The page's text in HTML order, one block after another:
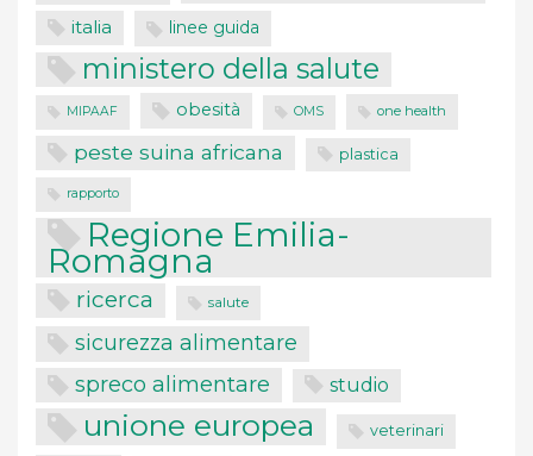
italia linee guida
ministero della salute
MIPAAF obesità OMS one health
peste suina africana plastica
rapporto
Regione Emilia-
Romagna
ricerca salute
sicurezza alimentare
spreco alimentare studio
unione europea veterinari